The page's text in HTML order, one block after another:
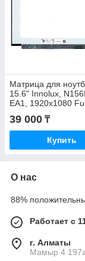
Матрица для
15.6" Innolux,
EA1, 1920x1080
IPS,144 Hz, LED
350.66×216 новая с
гарантией
39 000 ₸
Купить
О нас
88%
Работает с
г. Алматы
Мамыр 4